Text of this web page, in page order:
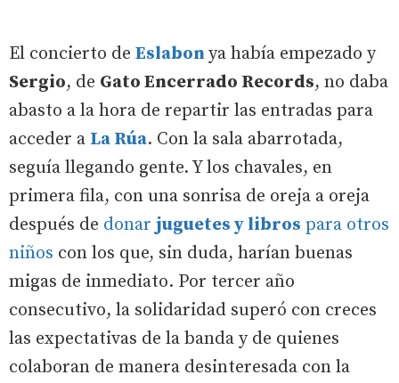
El concierto de Eslabon ya había empezado y
Sergio, de Gato Encerrado Records, no daba
abasto a la hora de repartir las entradas para
acceder a La Rúa. Con la sala abarrotada,
seguía llegando gente. Y los chavales, en
primera fila, con una sonrisa de oreja a oreja
después de donar juguetes y libros para otros
niños con los que, sin duda, harían buenas
migas de inmediato. Por tercer año
consecutivo, la solidaridad superó con creces
las expectativas de la banda y de quienes
colaboran de manera desinteresada con la